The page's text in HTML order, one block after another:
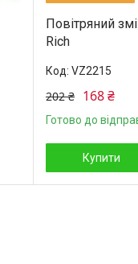
Повітряний
Rich
VZ2215
202 ₴ 168 ₴
Готово до
Купити